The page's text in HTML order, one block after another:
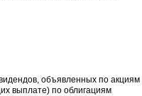
объявленных по акциям
выплате) по облигациям